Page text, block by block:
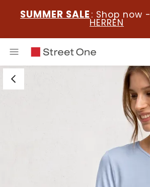
SUMMER SALE : Shop now -
HERREN